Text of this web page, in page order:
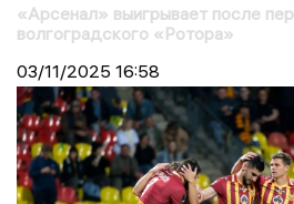
«Арсенал» выигрывает после
волгоградского «Ротора»
03/11/2025 16:58